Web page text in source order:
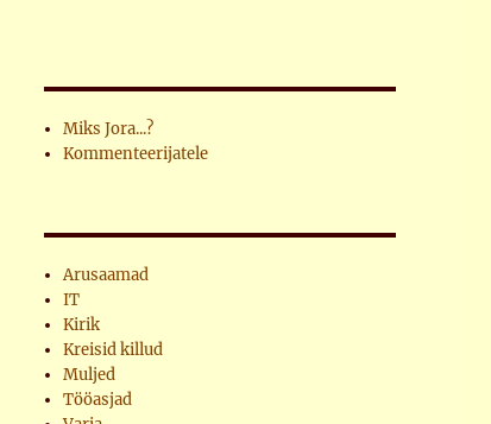
Miks Jora...?
Kommenteerijatele
Arusaamad
IT
Kirik
Kreisid killud
Muljed
Tööasjad